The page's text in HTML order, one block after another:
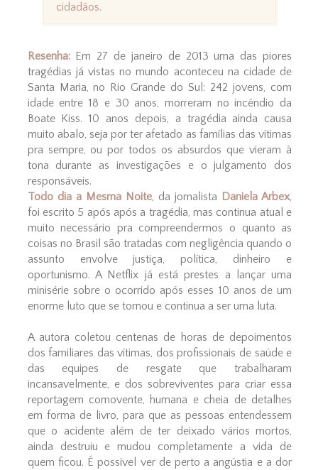
cidadãos.
Resenha: Em 27 de janeiro de 2013 uma das piores
tragédias já vistas no mundo aconteceu na cidade de
Santa Maria, no Rio Grande do Sul: 242 jovens, com
idade entre 18 e 30 anos, morreram no incêndio da
Boate Kiss. 10 anos depois, a tragédia ainda causa
muito abalo, seja por ter afetado as famílias das vítimas
pra sempre, ou por todos os absurdos que vieram à
tona durante as investigações e o julgamento dos
responsáveis.
Todo dia a Mesma Noite, da jornalista Daniela Arbex,
foi escrito 5 após após a tragédia, mas continua atual e
muito necessário pra compreendermos o quanto as
coisas no Brasil são tratadas com negligência quando o
assunto envolve justiça, política, dinheiro e
oportunismo. A Netflix já está prestes a lançar uma
minisérie sobre o ocorrido após esses 10 anos de um
enorme luto que se tornou e continua a ser uma luta.
A autora coletou centenas de horas de depoimentos
dos familiares das vítimas, dos profissionais de saúde e
das equipes de resgate que trabalharam
incansavelmente, e dos sobreviventes para criar essa
reportagem comovente, humana e cheia de detalhes
em forma de livro, para que as pessoas entendessem
que o acidente além de ter deixado vários mortos,
ainda destruiu e mudou completamente a vida de
quem ficou. É possível ver de perto a angústia e a dor